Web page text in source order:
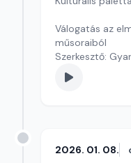
Válogatás az
műsoraiból
Szerkesztő:
2026. 01. 08.